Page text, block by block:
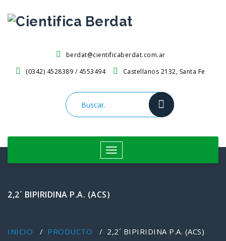
contenido
berdat@cientificaberdat.com.ar
(0342) 4528389 / 4553494
Castellanos 2132, Santa Fe
Cambiar
navegación
2,2´ BIPIRIDINA P.A. (ACS)
INICIO / PRODUCTO / 2,2´ BIPIRIDINA P.A. (ACS)